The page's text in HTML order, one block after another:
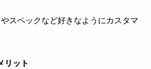
スペックなど好きなようにカスタマ
リット